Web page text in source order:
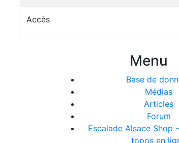
Accès
Menu
Base de
Médias
Articles
Forum
Escalade Alsace Shop
topos en